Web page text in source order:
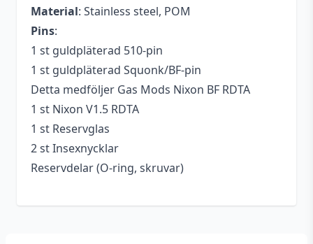
Material: Stainless steel, POM
Pins:
1 st guldpläterad 510-pin
1 st guldpläterad Squonk/BF-pin
Detta medföljer Gas Mods Nixon BF RDTA
1 st Nixon V1.5 RDTA
1 st Reservglas
2 st Insexnycklar
Reservdelar (O-ring, skruvar)